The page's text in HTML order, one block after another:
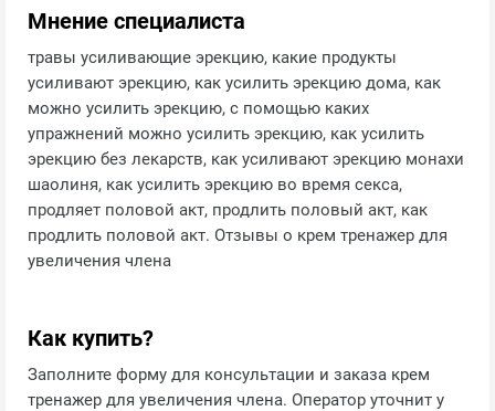
Мнение специалиста
травы усиливающие эрекцию, какие продукты
усиливают эрекцию, как усилить эрекцию дома, как
можно усилить эрекцию, с помощью каких
упражнений можно усилить эрекцию, как усилить
эрекцию без лекарств, как усиливают эрекцию монахи
шаолиня, как усилить эрекцию во время секса,
продляет половой акт, продлить половый акт, как
продлить половой акт. Отзывы о крем тренажер для
увеличения члена
Как купить?
Заполните форму для консультации и заказа крем
тренажер для увеличения члена. Оператор уточнит у